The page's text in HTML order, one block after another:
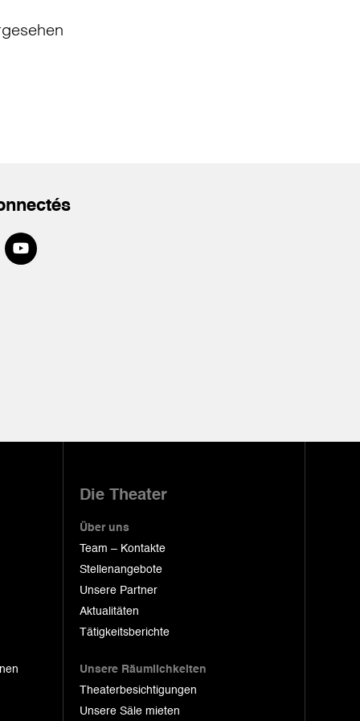
Die Theater
Über uns
Team – Kontakte
Stellenangebote
Unsere Partner
Aktualitäten
Tätigkeitsberichte
Unsere Räumlichkeiten
Theaterbesichtigungen
Unsere Säle mieten